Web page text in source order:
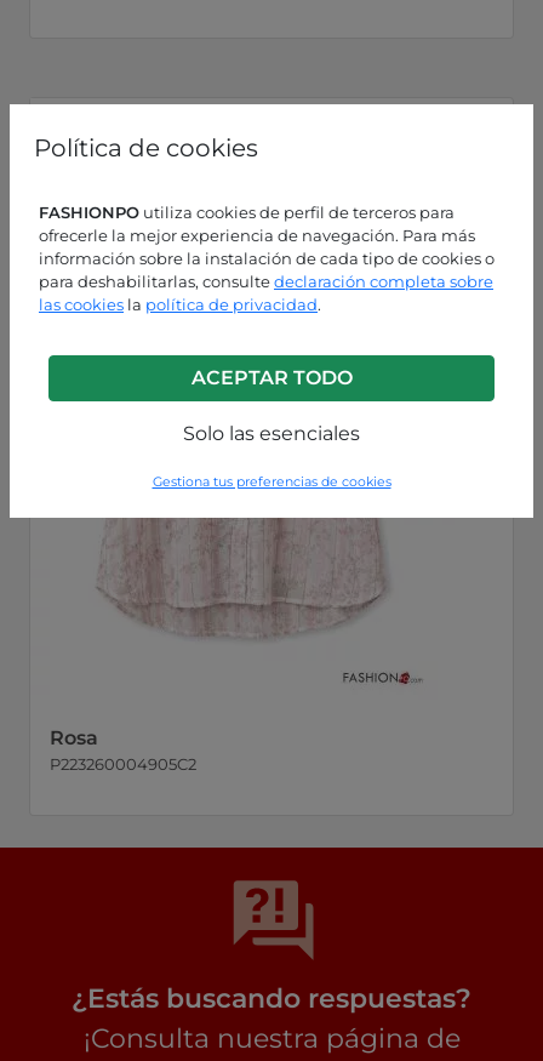
Política de cookies
FASHIONPO utiliza cookies de perfil de terceros para
ofrecerle la mejor experiencia de navegación. Para más
información sobre la instalación de cada tipo de cookies o
para deshabilitarlas, consultedeclaración completa sobre
las cookies la política de privacidad.
ACEPTAR TODO
Solo las esenciales
Gestiona tus preferencias de cookies
Rosa
P223260004905C2
¿Estás buscando respuestas?
¡Consulta nuestra página de